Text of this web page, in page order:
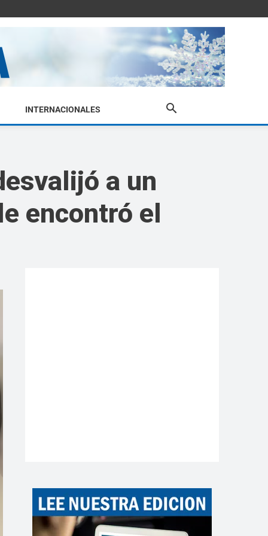
INTERNACIONALES
a un
encontró el